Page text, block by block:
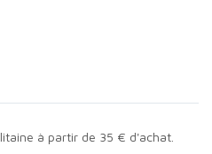
à partir de 35 € d'achat.